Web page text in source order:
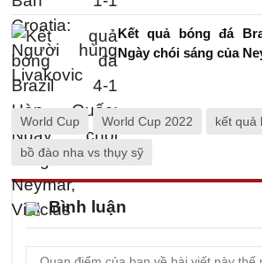
Kết quả bóng đá
Ngày chói sáng của
World Cup World Cup 2022 kết quả
bồ đào nha vs thụy sỹ
Bình luận